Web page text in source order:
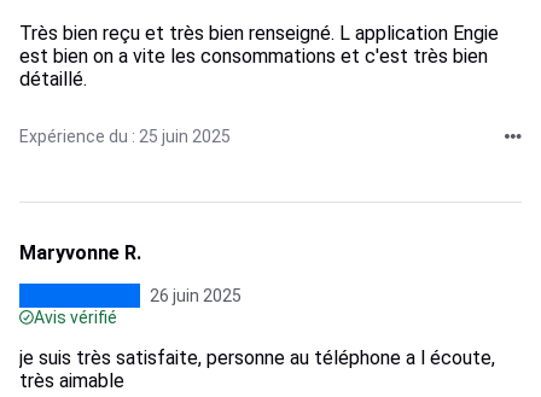
Très bien reçu et très bien renseigné. L application Engie
est bien on a vite les consommations et c'est très bien
détaillé.
Expérience du : 25 juin 2025
Maryvonne R.
26 juin 2025
Avis vérifié
je suis très satisfaite, personne au téléphone a l écoute,
très aimable